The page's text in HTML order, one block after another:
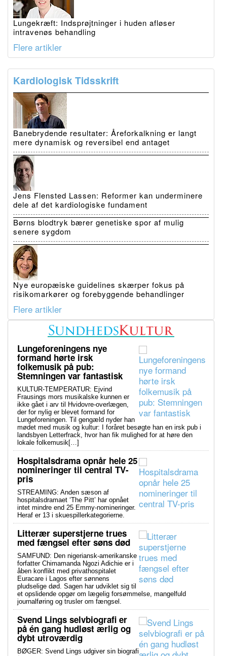
Lungekræft: Indsprøjtninger i huden afløser
intravenøs behandling
Flere artikler
Kardiologisk Tidsskrift
Banebrydende resultater: Åreforkalkning er langt
mere dynamisk og reversibel end antaget
Jens Flensted Lassen: Reformer kan underminere
dele af det kardiologiske fundament
Børns blodtryk bærer genetiske spor af mulig
senere sygdom
Nye europæiske guidelines skærper fokus på
risikomarkører og forebyggende behandlinger
Flere artikler
Lungeforeningens nye
formand hørte irsk
folkemusik på pub:
Stemningen var fantastisk
KULTUR-TEMPERATUR: Ejvind
Frausings mors musikalske kunnen er
ikke gået i arv til Hvidovre-overlægen,
der for nylig er blevet formand for
Lungeforeningen. Til gengæld nyder han
mødet med musik og kultur: I foråret besøgte han en irsk pub i
landsbyen Letterfrack, hvor han fik mulighed for at høre den
lokale folkemusik[…]
Hospitalsdrama opnår hele 25
nomineringer til central TV-
pris
STREAMING: Anden sæson af
hospitalsdramaet ‘The Pitt’ har opnået
intet mindre end 25 Emmy-nomineringer.
Heraf er 13 i skuespillerkategorierne.
Litterær superstjerne trues
med fængsel efter søns død
SAMFUND: Den nigeriansk-amerikanske
forfatter Chimamanda Ngozi Adichie er i
åben konflikt med privathospitalet
Euracare i Lagos efter sønnens
pludselige død. Sagen har udviklet sig til
et opslidende opgør om lægelig forsømmelse, mangelfuld
journalføring og trusler om fængsel.
Svend Lings selvbiografi er
på én gang hudløst ærlig og
dybt utroværdig
BØGER: Svend Lings udgiver sin biografi